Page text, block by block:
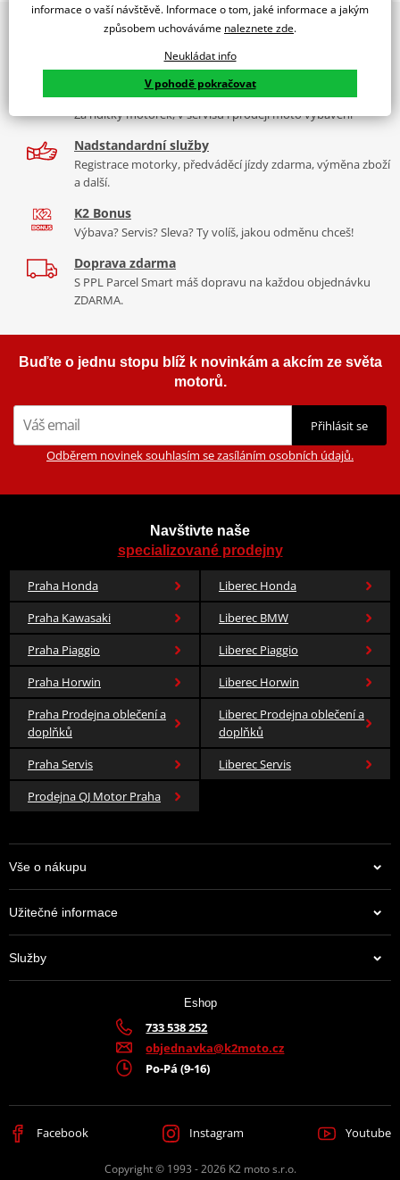
Tabulka velikostí
Co když mi to nebude
PDF Aerodynamic test
Comparative test
PUIG byl založen v roce 1964 ve Španělsku. Vyrábí se ve městě
Granollers poblíž Barcelony na ploše 8 000 m² v objektu, který se
dělí na 3 části: komerční, odlitkovou a kovových součástek. Již 40
let se účastní nejslavnějších závodů motocyklů po celém světě. V
naší nabídce naleznete doplňky a příslušenství například: plexi,
padací protektory a mnoho dalšího.
Zobrazit všechny produktyznačky PUIG
2x multibrand showroom
díly, to vše v Praze a Liberci
Více než 30 let zkušeností
Za řídítky motorek, v servisu i prodeji moto vybavení
Nadstandardní služby
Registrace motorky, předváděcí jízdy zdarma, výměna zboží
a další.
K2 Bonus
Výbava? Servis? Sleva? Ty volíš, jakou odměnu chceš!
Doprava zdarma
S PPL Parcel Smart máš dopravu na každou objednávku
ZDARMA.
Buďte o jednu stopu blíž k novinkám a akcím ze světa
motorů.
Přihlásit se
Odběrem novinek souhlasím se zasíláním osobních údajů.
Navštivte naše
specializované prodejny
Praha Honda
Liberec Honda
Praha Kawasaki
Liberec BMW
Praha Piaggio
Liberec Piaggio
Praha Horwin
Liberec Horwin
Praha Prodejna oblečení a
doplňků
Liberec Prodejna oblečení a
doplňků
Praha Servis
Liberec Servis
Prodejna QJ Motor Praha
Vše o nákupu
Užitečné informace
Služby
Eshop
733 538 252
objednavka@k2moto.cz
Po-Pá (9-16)
Facebook Instagram Youtube
Copyright © 1993 - 2026 K2 moto s.r.o.
informace o vaší návštěvě. Informace o tom, jaké informace a jakým
způsobem uchováváme naleznete zde.
Neukládat info
V pohodě pokračovat